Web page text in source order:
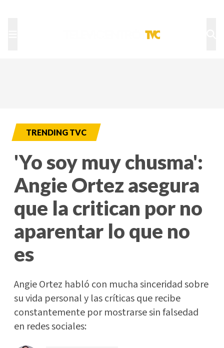
TRENDING TVC
'Yo soy muy chusma':
Angie Ortez asegura
que la critican por no
aparentar lo que no
es
Angie Ortez habló con mucha sinceridad sobre
su vida personal y las críticas que recibe
constantemente por mostrarse sin falsedad
en redes sociales: